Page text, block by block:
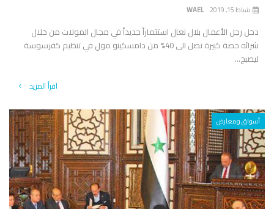
WAEL شباط 15, 2019
دخل رجل الأعمال بلال نعال استثماراً جديداً في مجال المولات من خلال
شرائه حصة كبيرة تصل الى 40% من دامسكينو مول في تنظيم كفرسوسة
ليصبح...
اقرأ المزيد
أسواق ومعارض